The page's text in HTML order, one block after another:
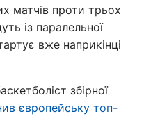
матчів проти трьох
із паралельної
вже наприкінці
збірної
європейську топ-